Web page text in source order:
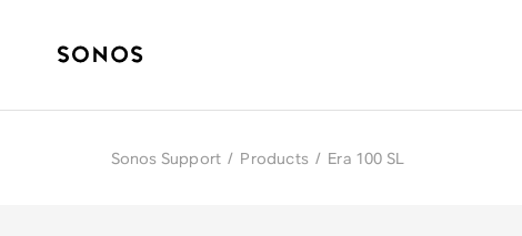
Sonos Support / Products / Era 100 SL